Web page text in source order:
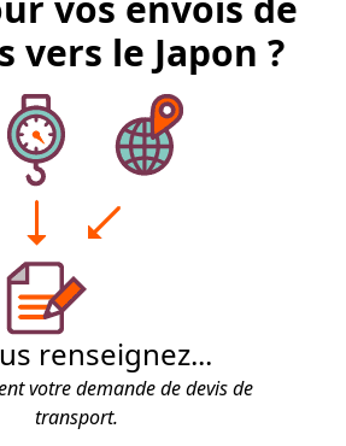
vers le Japon ?
renseignez...
votre demande de devis de
transport.